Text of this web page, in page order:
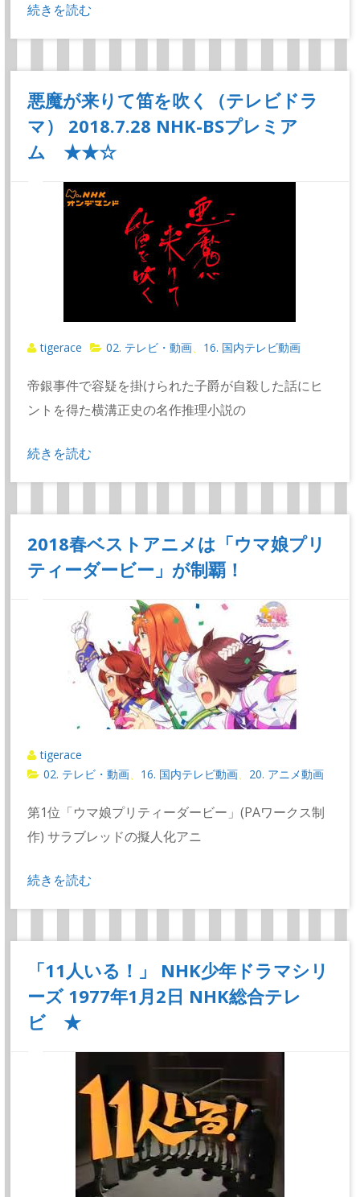
続きを読む
悪魔が来りて笛を吹く（テレビドラ
マ） 2018.7.28 NHK-BSプレミア
ム ★★☆
tigerace 02. テレビ・動画 16. 国内テレビ動画
帝銀事件で容疑を掛けられた子爵が自殺した話にヒ
ントを得た横溝正史の名作推理小説の
続きを読む
2018春ベストアニメは「ウマ娘プリ
ティーダービー」が制覇！
tigerace
02. テレビ・動画
16. 国内テレビ動画 20. アニメ動画
第1位「ウマ娘プリティーダービー」(PAワークス制
作) サラブレッドの擬人化アニ
続きを読む
「11人いる！」 NHK少年ドラマシリ
ーズ 1977年1月2日 NHK総合テレ
ビ ★